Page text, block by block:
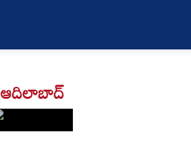
ఆదిలాబాద్